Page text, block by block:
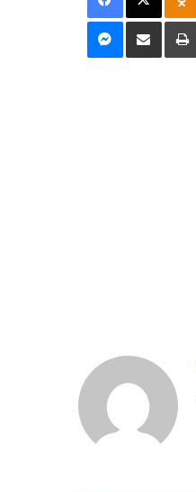
Messenger
Distribuie prin mail